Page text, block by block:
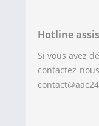
Hotline
Si vous avez
contactez-